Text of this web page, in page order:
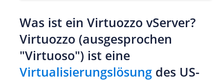
Was ist ein Virtuozzo vServer?
Virtuozzo (ausgesprochen
"Virtuoso") ist eine
Virtualisierungslösung des US-